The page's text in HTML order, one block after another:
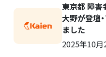
東京都 障
大野が登壇
ました
2025年10月